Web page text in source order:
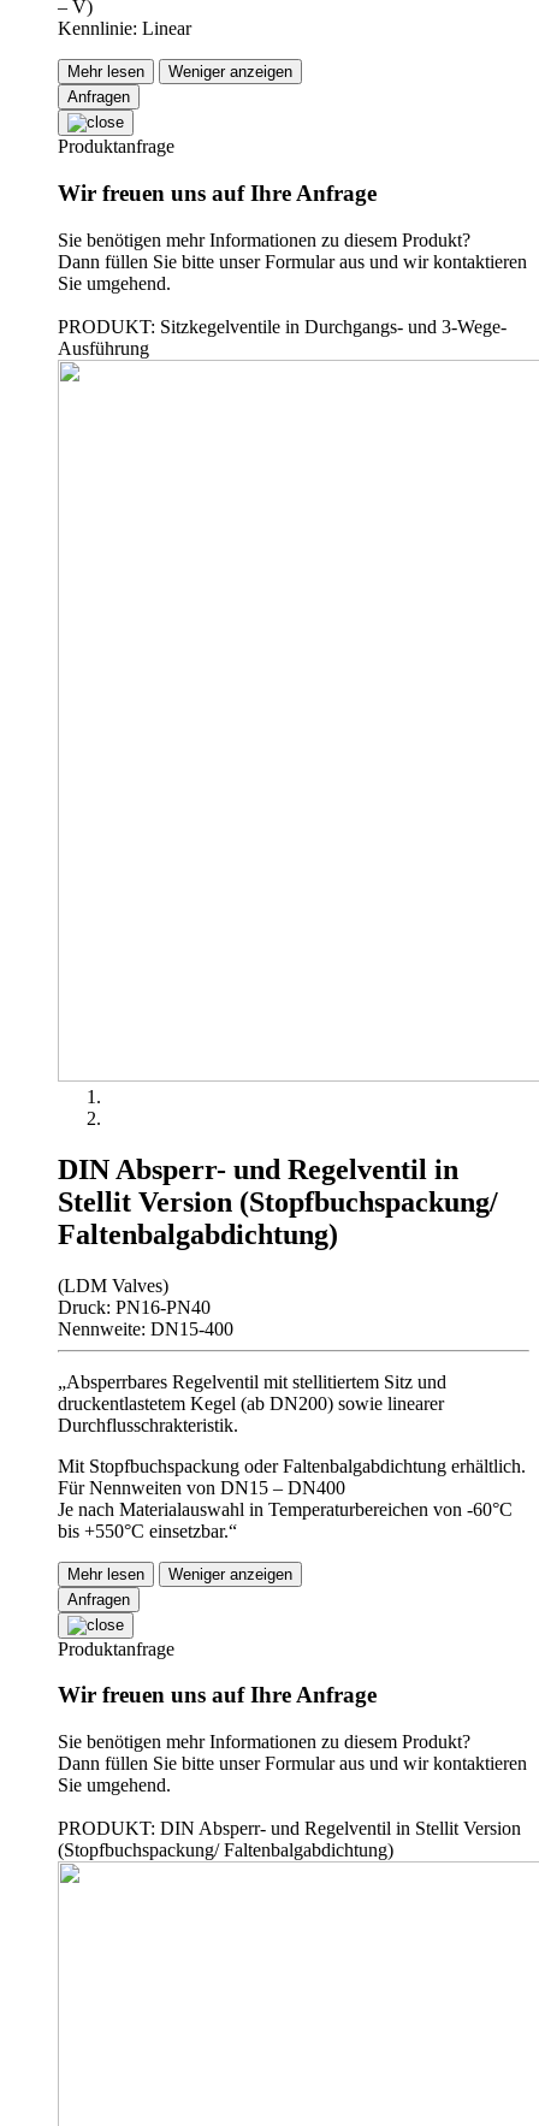
– V)
Kennlinie: Linear
Mehr lesen
Weniger anzeigen
Anfragen
Produktanfrage
Wir freuen uns auf Ihre Anfrage
Sie benötigen mehr Informationen zu diesem Produkt?
Dann füllen Sie bitte unser Formular aus und wir kontaktieren
Sie umgehend.
PRODUKT: Sitzkegelventile in Durchgangs- und 3-Wege-
Ausführung
DIN Absperr- und Regelventil in
Stellit Version (Stopfbuchspackung/
Faltenbalgabdichtung)
(LDM Valves)
Druck: PN16-PN40
Nennweite: DN15-400
„Absperrbares Regelventil mit stellitiertem Sitz und
druckentlastetem Kegel (ab DN200) sowie linearer
Durchflusschrakteristik.
Mit Stopfbuchspackung oder Faltenbalgabdichtung erhältlich.
Für Nennweiten von DN15 – DN400
Je nach Materialauswahl in Temperaturbereichen von -60°C
bis +550°C einsetzbar.“
Mehr lesen
Weniger anzeigen
Anfragen
Produktanfrage
Wir freuen uns auf Ihre Anfrage
Sie benötigen mehr Informationen zu diesem Produkt?
Dann füllen Sie bitte unser Formular aus und wir kontaktieren
Sie umgehend.
PRODUKT: DIN Absperr- und Regelventil in Stellit Version
(Stopfbuchspackung/ Faltenbalgabdichtung)